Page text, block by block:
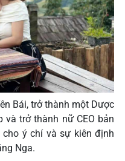
Bái, trở thành một Dược
và trở thành nữ CEO bản
ý chí và sự kiên định
Nga.